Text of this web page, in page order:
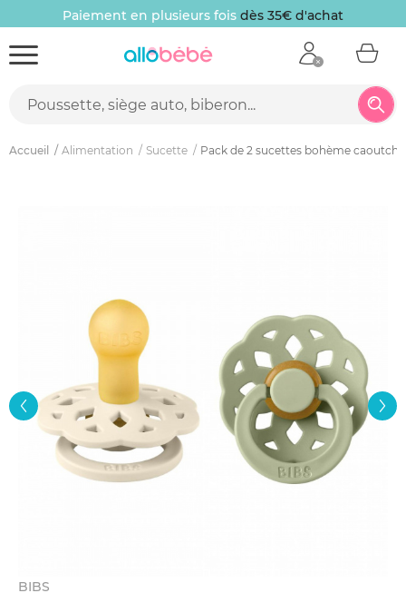
Paiement en plusieurs fois dès 35€ d'achat
Accueil Alimentation Sucette Pack de 2 sucettes bohème
BIBS